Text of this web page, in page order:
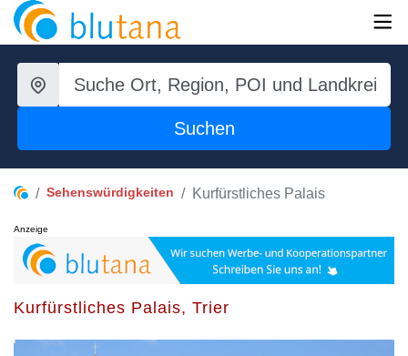
Suchen
Sehenswürdigkeiten Kurfürstliches Palais
Anzeige
Kurfürstliches Palais, Trier